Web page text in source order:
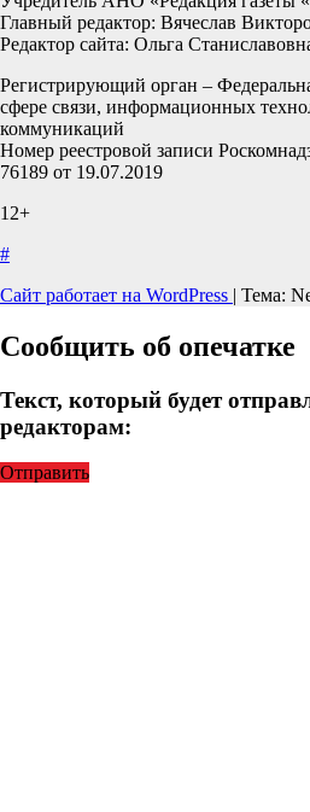
Главный редактор: Вячеслав
Редактор сайта: Ольга
Регистрирующий орган –
сфере связи, информационных
коммуникаций
Номер реестровой записи
76189 от 19.07.2019
12+
#
Сайт работает на WordPress | Тема:
Сообщить об опечатке
Текст, который будет
редакторам:
Отправить